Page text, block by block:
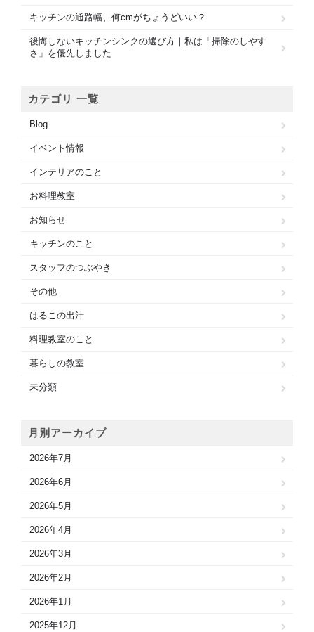
キッチンの通路幅、何cmがちょうどいい？
後悔しないキッチンシンクの選び方｜私は「掃除のしやす
さ」を優先しました
カテゴリ 一覧
Blog
イベント情報
インテリアのこと
お料理教室
お知らせ
キッチンのこと
スタッフのつぶやき
その他
はるこの出汁
料理教室のこと
暮らしの教室
未分類
月別アーカイブ
2026年7月
2026年6月
2026年5月
2026年4月
2026年3月
2026年2月
2026年1月
2025年12月